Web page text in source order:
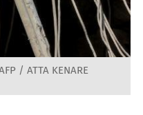
/ ATTA KENARE